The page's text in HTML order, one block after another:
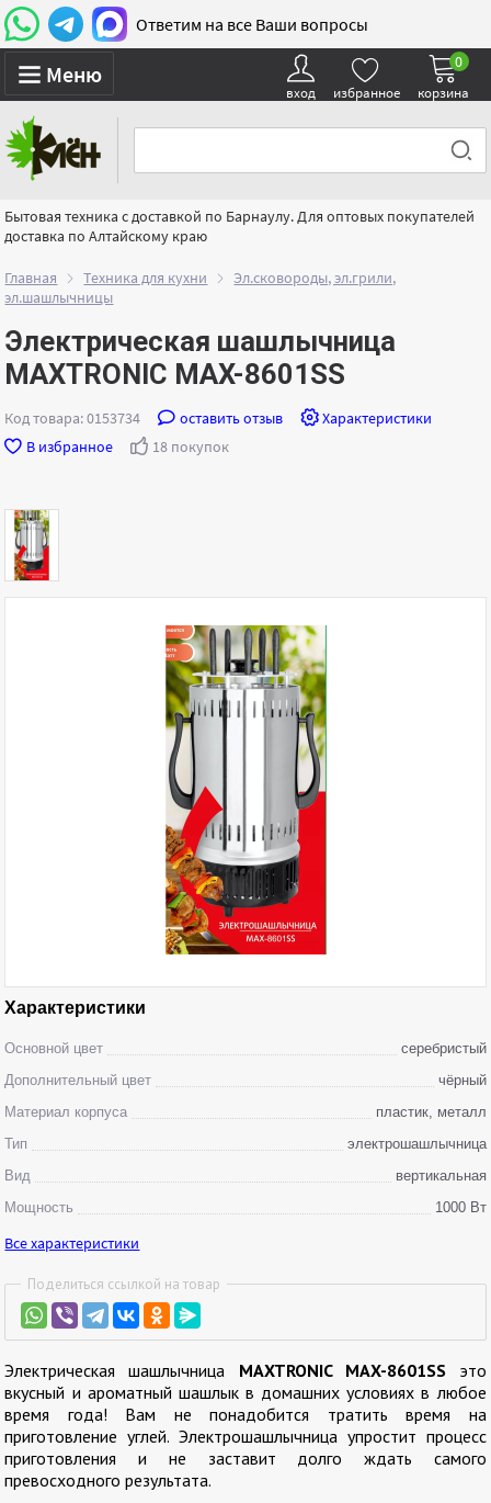
Ответим на все Ваши вопросы
Меню
вход избранное корзина
0
Бытовая техника с доставкой по Барнаулу. Для оптовых покупателей
доставка по Алтайскому краю
Главная Техника для кухни
Эл.сковороды, эл.грили,
эл.шашлычницы
Электрическая шашлычница
MAXTRONIC MAX-8601SS
Код товара: 0153734 оставить отзыв
Характеристики
В избранное
18 покупок
Характеристики
Основной цвет
серебристый
Дополнительный цвет
чёрный
Материал корпуса
пластик, металл
Тип
электрошашлычница
Вид
вертикальная
Мощность
1000 Вт
Все характеристики
Поделиться ссылкой на товар
Электрическая шашлычница MAXTRONIC MAX-8601SSэто
вкусный и ароматный шашлык в домашних условиях в любое
время года! Вам не понадобится тратить время на
приготовление углей. Электрошашлычница упростит процесс
приготовления и не заставит долго ждать самого
превосходного результата.